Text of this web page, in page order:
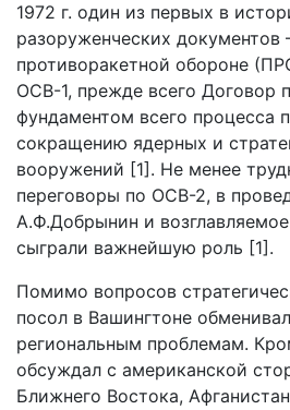
1972 г. один из первых в
разоруженческих документов
противоракетной обороне
ОСВ-1, прежде всего Договор
фундаментом всего процесса
сокращению ядерных и
вооружений [1]. Не менее
переговоры по ОСВ-2, в
А.Ф.Добрынин и
сыграли важнейшую роль [1].
Помимо вопросов
посол в Вашингтоне
региональным проблемам.
обсуждал с американской
Ближнего Востока,